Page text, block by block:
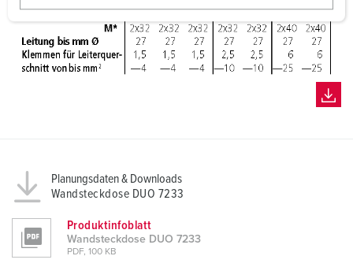
w
h
l
Planungsdaten & Downloads
Wandsteckdose DUO 7233
Produktinfoblatt
Wandsteckdose DUO 7233
PDF, 100 KB